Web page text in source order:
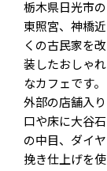
栃木県日光市の
東照宮、神橋近
くの古民家を改
装したおしゃれ
なカフェです。
外部の店舗入り
口や床に大谷石
の中目、ダイヤ
挽き仕上げを使